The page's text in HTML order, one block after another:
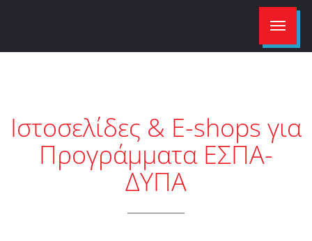
Ιστοσελίδες & E-shops για
Προγράμματα ΕΣΠΑ-
ΔΥΠΑ